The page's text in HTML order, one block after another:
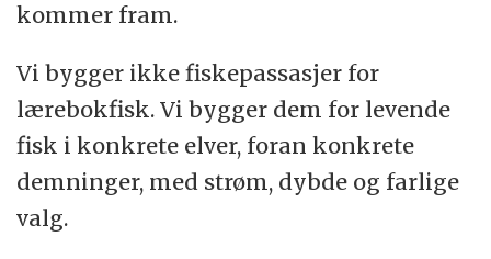
kommer fram.
Vi bygger ikke fiskepassasjer for
lærebokfisk. Vi bygger dem for levende
fisk i konkrete elver, foran konkrete
demninger, med strøm, dybde og farlige
valg.